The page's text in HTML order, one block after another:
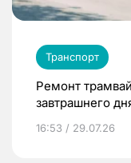
Транспорт
Ремонт
завтрашнего
16:53 / 29.07.26